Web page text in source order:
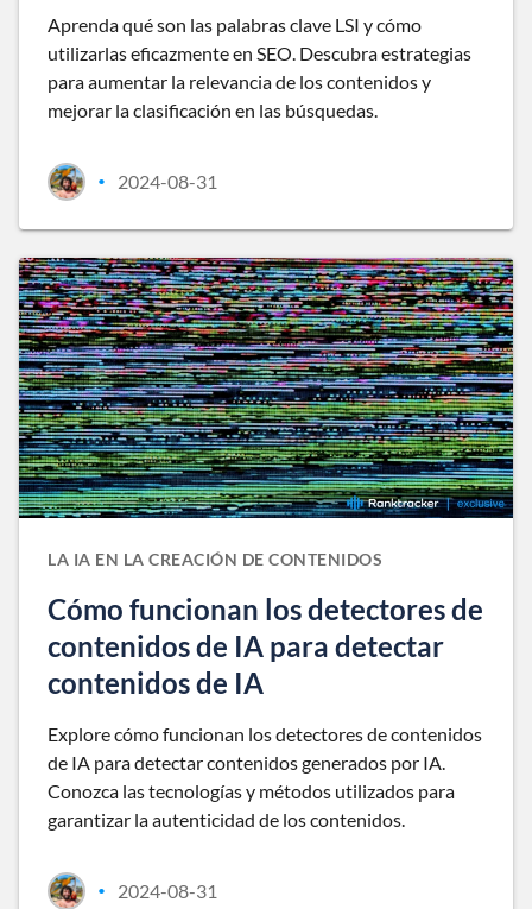
Aprenda qué son las palabras clave LSI y cómo
utilizarlas eficazmente en SEO. Descubra estrategias
para aumentar la relevancia de los contenidos y
mejorar la clasificación en las búsquedas.
• 2024-08-31
LA IA EN LA CREACIÓN DE CONTENIDOS
Cómo funcionan los detectores de
contenidos de IA para detectar
contenidos de IA
Explore cómo funcionan los detectores de contenidos
de IA para detectar contenidos generados por IA.
Conozca las tecnologías y métodos utilizados para
garantizar la autenticidad de los contenidos.
• 2024-08-31